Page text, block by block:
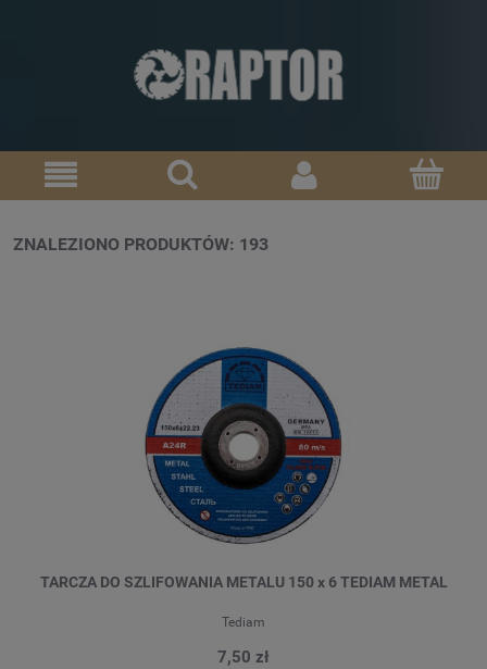
ZNALEZIONO PRODUKTÓW: 193
TARCZA DO SZLIFOWANIA METALU 150 x 6 TEDIAM METAL
Tediam
7,50 zł